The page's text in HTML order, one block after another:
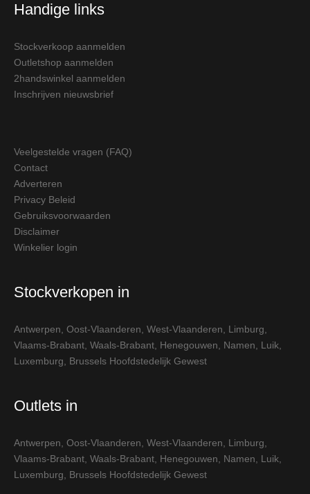
Handige links
Stockverkoop aanmelden
Outletshop aanmelden
2handswinkel aanmelden
Inschrijven nieuwsbrief
Veelgestelde vragen (FAQ)
Contact
Adverteren
Privacy Beleid
Gebruiksvoorwaarden
Disclaimer
Winkelier login
Stockverkopen in
Antwerpen Oost-Vlaanderen West-Vlaanderen Limburg
Vlaams-Brabant Waals-Brabant Henegouwen Namen Luik
Luxemburg
Brussels Hoofdstedelijk Gewest
Outlets in
Antwerpen Oost-Vlaanderen West-Vlaanderen Limburg
Vlaams-Brabant Waals-Brabant Henegouwen Namen Luik
Luxemburg
Brussels Hoofdstedelijk Gewest